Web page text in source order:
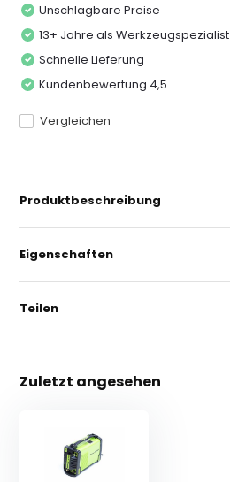
Unschlagbare Preise
13+ Jahre als Werkzeugspezialist
Schnelle Lieferung
Kundenbewertung 4,5
Vergleichen
Produktbeschreibung
Eigenschaften
Teilen
Zuletzt angesehen